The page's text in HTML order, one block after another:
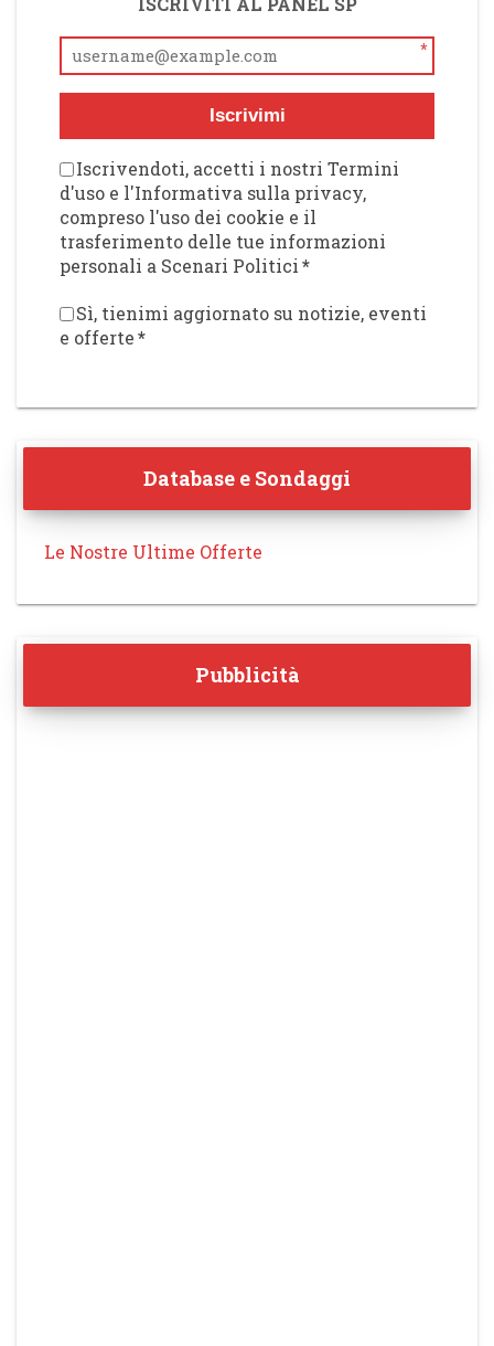
*
Iscrivimi
Iscrivendoti, accetti i nostri Termini
d'uso e l'Informativa sulla privacy,
compreso l'uso dei cookie e il
trasferimento delle tue informazioni
personali a Scenari Politici*
Sì, tienimi aggiornato su notizie, eventi
e offerte*
Database e Sondaggi
Le Nostre Ultime Offerte
Pubblicità